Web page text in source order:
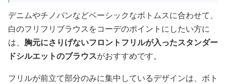
デニムやチノパンなどベーシックなボトムスに合わせて、
白のフリフリブラウスをコーデのポイントにしたい方に
は、 胸元にさりげないフロントフリルが入ったスタンダー
ドシルエットのブラウスがおすすめです。
フリルが前立て部分のみに集中しているデザインは、ボト